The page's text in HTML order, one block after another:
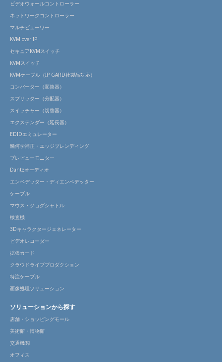
ビデオウォールコントローラー
ネットワークコントローラー
マルチビューワー
KVM over IP
セキュアKVMスイッチ
KVMスイッチ
KVMケーブル（IP GARD社製品対応）
コンバーター（変換器）
スプリッター（分配器）
スイッチャー（切替器）
エクステンダー（延長器）
EDIDエミュレーター
幾何学補正・エッジブレンディング
プレビューモニター
Danteオーディオ
エンベデッター・ディエンベデッター
ケーブル
マウス・ジョグシャトル
検査機
3Dキャラクタージェネレーター
ビデオレコーダー
拡張カード
クラウドライブプロダクション
特注ケーブル
画像処理ソリューション
ソリューションから探す
店舗・ショッピングモール
美術館・博物館
交通機関
オフィス